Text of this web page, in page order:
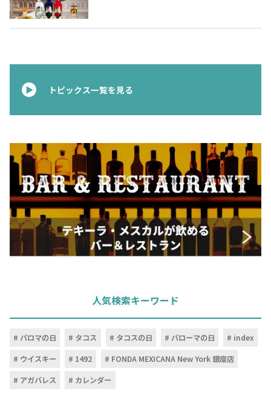
テキーラの飲み方
メキシコの記念日 トピックス
イベント一覧
＆レストラン
お問合せ プライバシーポリシー サイトマップ
トピックス一覧を見る
人気検索キーワード
パロマの日 タコス タコスの日 パローマの日
index
ウイスキー
1492
FONDA MEXICANA New York 銀座店
アガバレス
カレンダー